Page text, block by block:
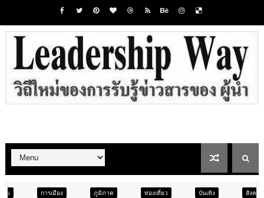
ภูมิภาค ท่องเที่ยว บันเทิง สังคม ภูมิภาค